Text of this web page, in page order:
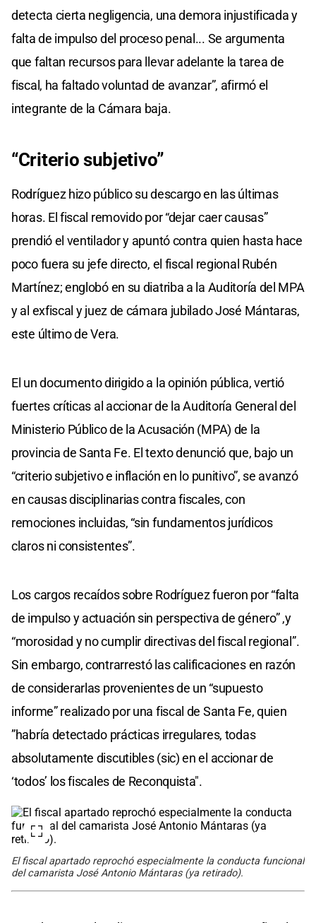
detecta cierta negligencia, una demora injustificada y
falta de impulso del proceso penal... Se argumenta
que faltan recursos para llevar adelante la tarea de
fiscal, ha faltado voluntad de avanzar”, afirmó el
integrante de la Cámara baja.
“Criterio subjetivo”
Rodríguez hizo público su descargo en las últimas
horas. El fiscal removido por “dejar caer causas”
prendió el ventilador y apuntó contra quien hasta hace
poco fuera su jefe directo, el fiscal regional Rubén
Martínez; englobó en su diatriba a la Auditoría del MPA
y al exfiscal y juez de cámara jubilado José Mántaras,
este último de Vera.
El un documento dirigido a la opinión pública, vertió
fuertes críticas al accionar de la Auditoría General del
Ministerio Público de la Acusación (MPA) de la
provincia de Santa Fe. El texto denunció que, bajo un
“criterio subjetivo e inflación en lo punitivo”, se avanzó
en causas disciplinarias contra fiscales, con
remociones incluidas, “sin fundamentos jurídicos
claros ni consistentes”.
Los cargos recaídos sobre Rodríguez fueron por “falta
de impulso y actuación sin perspectiva de género” ,y
“morosidad y no cumplir directivas del fiscal regional”.
Sin embargo, contrarrestó las calificaciones en razón
de considerarlas provenientes de un “supuesto
informe” realizado por una fiscal de Santa Fe, quien
”habría detectado prácticas irregulares, todas
absolutamente discutibles (sic) en el accionar de
‘todos’ los fiscales de Reconquista".
El fiscal apartado reprochó especialmente la conducta funcional
del camarista José Antonio Mántaras (ya retirado).